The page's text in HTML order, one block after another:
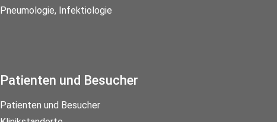
Pneumologie, Infektiologie
Patienten und Besucher
Patienten und Besucher